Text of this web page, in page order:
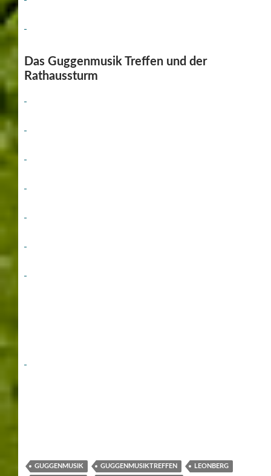
Das Guggenmusik Treffen und der
Rathaussturm
LEONBERGER